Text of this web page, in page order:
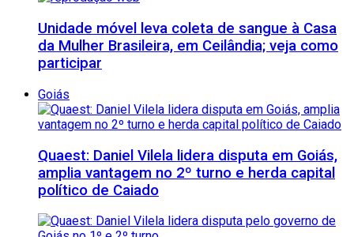
Unidade móvel leva coleta de sangue à Casa
da Mulher Brasileira, em Ceilândia; veja como
participar
Goiás
Quaest: Daniel Vilela lidera disputa em Goiás,
amplia vantagem no 2º turno e herda capital
político de Caiado